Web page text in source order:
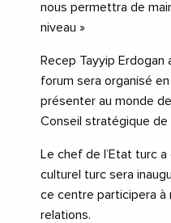
nous permettra de
niveau »
Recep Tayyip Erdogan
forum sera organisé
présenter au monde
Conseil stratégique de
Le chef de l’Etat turc
culturel turc sera
ce centre participera à
relations.